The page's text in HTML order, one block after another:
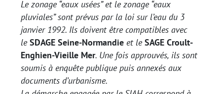
Le zonage “eaux usées” et le zonage “eaux
pluviales” sont prévus par la loi sur l’eau du 3
janvier 1992. Ils doivent être compatibles avec
leSDAGE Seine-Normandie et leSAGE Croult-
Enghien-Vieille Mer. Une fois approuvés, ils sont
soumis à enquête publique puis annexés aux
documents d’urbanisme.